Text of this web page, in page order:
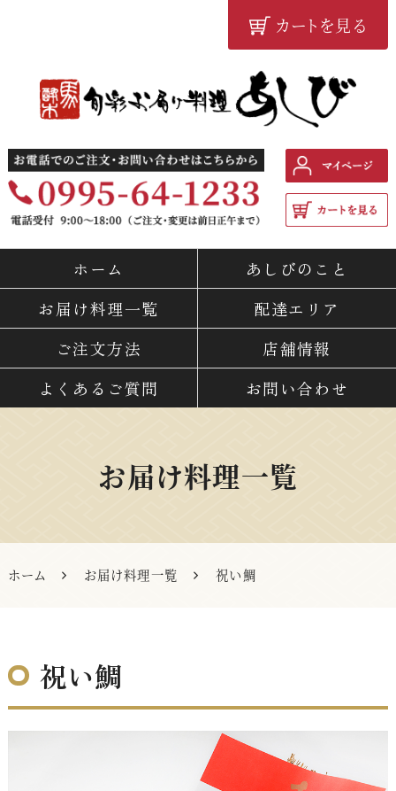
鹿児島の配達弁当・仕出し
料理専門店 『旬彩お届け料
理 あしび』
ホーム
あしびのこと
お届け料理一覧
配達エリア
ご注文方法
店舗情報
よくあるご質問
お問い合わせ
お届け料理一覧
ホーム お届け料理一覧 祝い鯛
祝い鯛
カートを見る